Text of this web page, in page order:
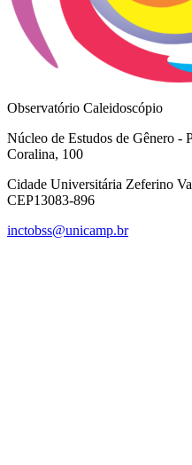
Observatório Caleidoscópio
Núcleo de Estudos de Gênero -
Coralina, 100
Cidade Universitária Zeferino
CEP13083-896
inctobss@unicamp.br